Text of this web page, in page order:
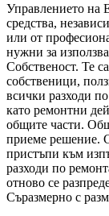
Управлението на
средства,
или от
нужни за
Собственост. Те
собственици,
всички разходи
като ремонтни
общите части.
приеме решение.
пристъпи към
разходи по
отново се
Съразмерно с